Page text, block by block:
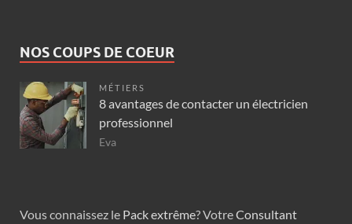
NOS COUPS DE COEUR
MÉTIERS
8 avantages de contacter un électricien
professionnel
Eva
Vous connaissez le Pack extrême? VotreConsultant